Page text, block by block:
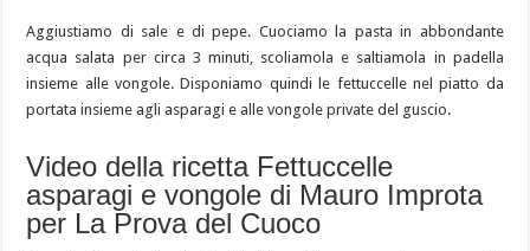
Aggiustiamo di sale e di pepe. Cuociamo la pasta in abbondante
acqua salata per circa 3 minuti, scoliamola e saltiamola in padella
insieme alle vongole. Disponiamo quindi le fettuccelle nel piatto da
portata insieme agli asparagi e alle vongole private del guscio.
Video della ricetta Fettuccelle
asparagi e vongole di Mauro Improta
per La Prova del Cuoco